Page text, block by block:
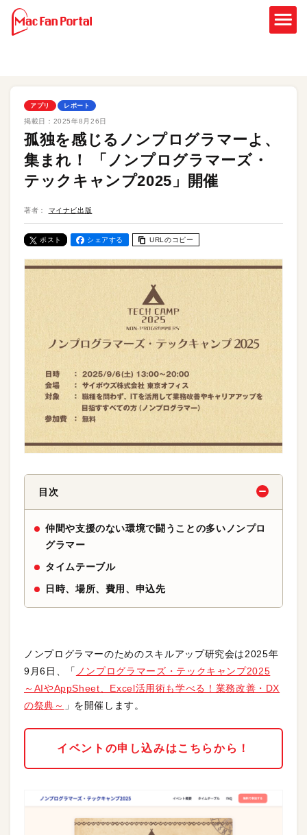
アプリ レポート
掲載日： 2025年8月26日
孤独を感じるノンプログラマーよ、
集まれ！ 「ノンプログラマーズ・
テックキャンプ2025」開催
著者： マイナビ出版
ポスト シェアする URLのコピー
目次
仲間や支援のない環境で闘うことの多いノンプロ
グラマー
タイムテーブル
日時、場所、費用、申込先
ノンプログラマーのためのスキルアップ研究会は2025年
9月6日、「 ノンプログラマーズ・テックキャンプ2025
～AIやAppSheet、Excel活用術も学べる！業務改善・DX
の祭典～ 」を開催します。
イベントの申し込みはこちらから！